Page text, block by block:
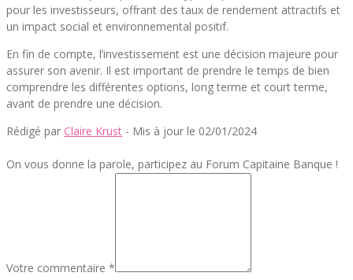
pour les investisseurs, offrant des taux de rendement attractifs et
un impact social et environnemental positif.
En fin de compte, l’investissement est une décision majeure pour
assurer son avenir. Il est important de prendre le temps de bien
comprendre les différentes options, long terme et court terme,
avant de prendre une décision.
Rédigé par Claire Krust - Mis à jour le 02/01/2024
On vous donne la parole, participez au Forum Capitaine Banque !
Votre commentaire *